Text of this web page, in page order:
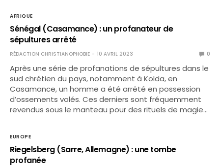
AFRIQUE
Sénégal (Casamance) : un profanateur de
sépultures arrêté
RÉDACTION CHRISTIANOPHOBIE 10 AVRIL 2023 0
Après une série de profanations de sépultures dans le
sud chrétien du pays, notamment à Kolda, en
Casamance, un homme a été arrêté en possession
d’ossements volés. Ces derniers sont fréquemment
revendus sous le manteau pour des rituels de magie…
EUROPE
Riegelsberg (Sarre, Allemagne) : une tombe
profanée